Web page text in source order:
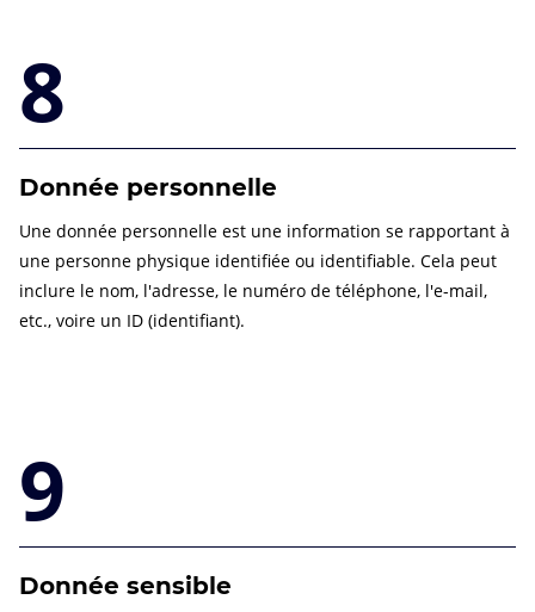
8
Donnée personnelle
Une donnée personnelle est une information se rapportant à
une personne physique identifiée ou identifiable. Cela peut
inclure le nom, l'adresse, le numéro de téléphone, l'e-mail,
etc., voire un ID (identifiant).
9
Donnée sensible